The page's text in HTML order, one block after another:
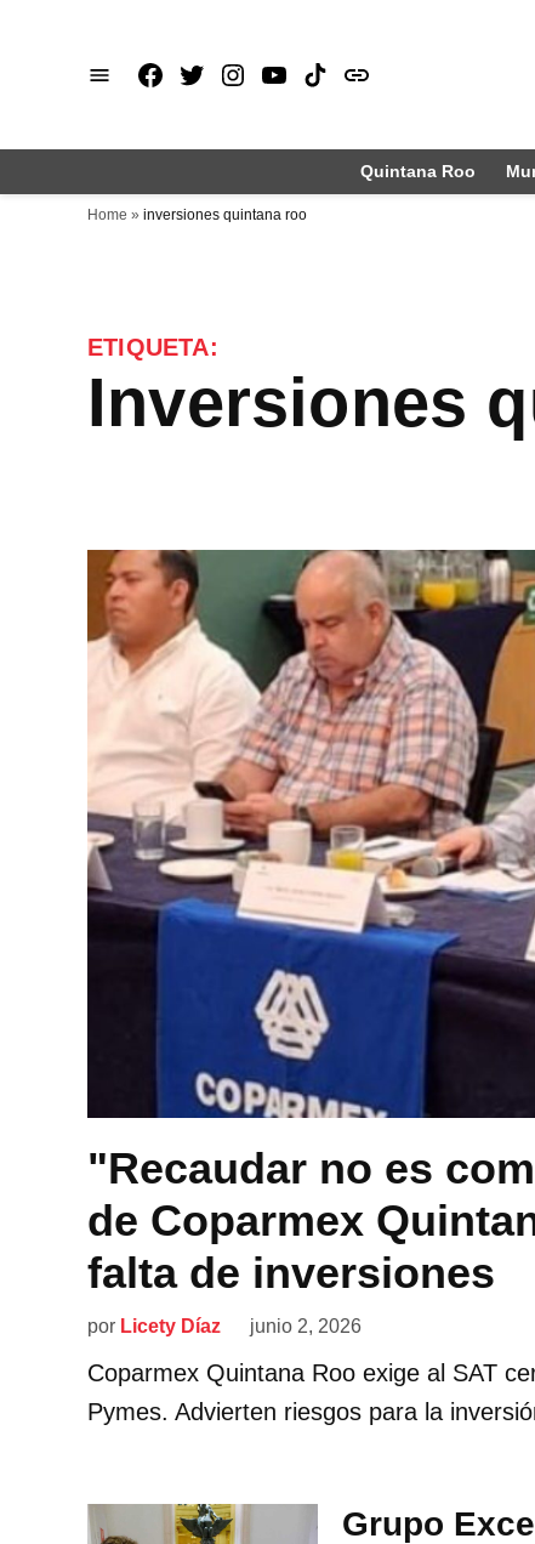
Facebook
X Instagram
Youtube
TikTok
issuu
Quintana Roo
Home » inversiones quintana roo
ETIQUETA:
inversiones
"Recaudar no es
de Coparmex
falta de inversiones
por Licety Díaz junio 2, 2026
Coparmex Quintana Roo exige al SAT
Pymes. Advierten riesgos para la
Grupo